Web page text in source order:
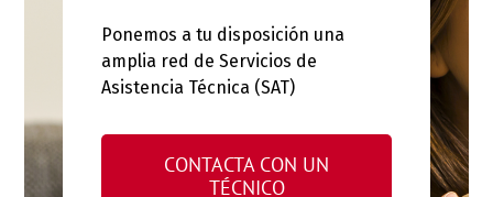
Ponemos a tu disposición una
amplia red de Servicios de
Asistencia Técnica (SAT)
CONTACTA CON UN
TÉCNICO